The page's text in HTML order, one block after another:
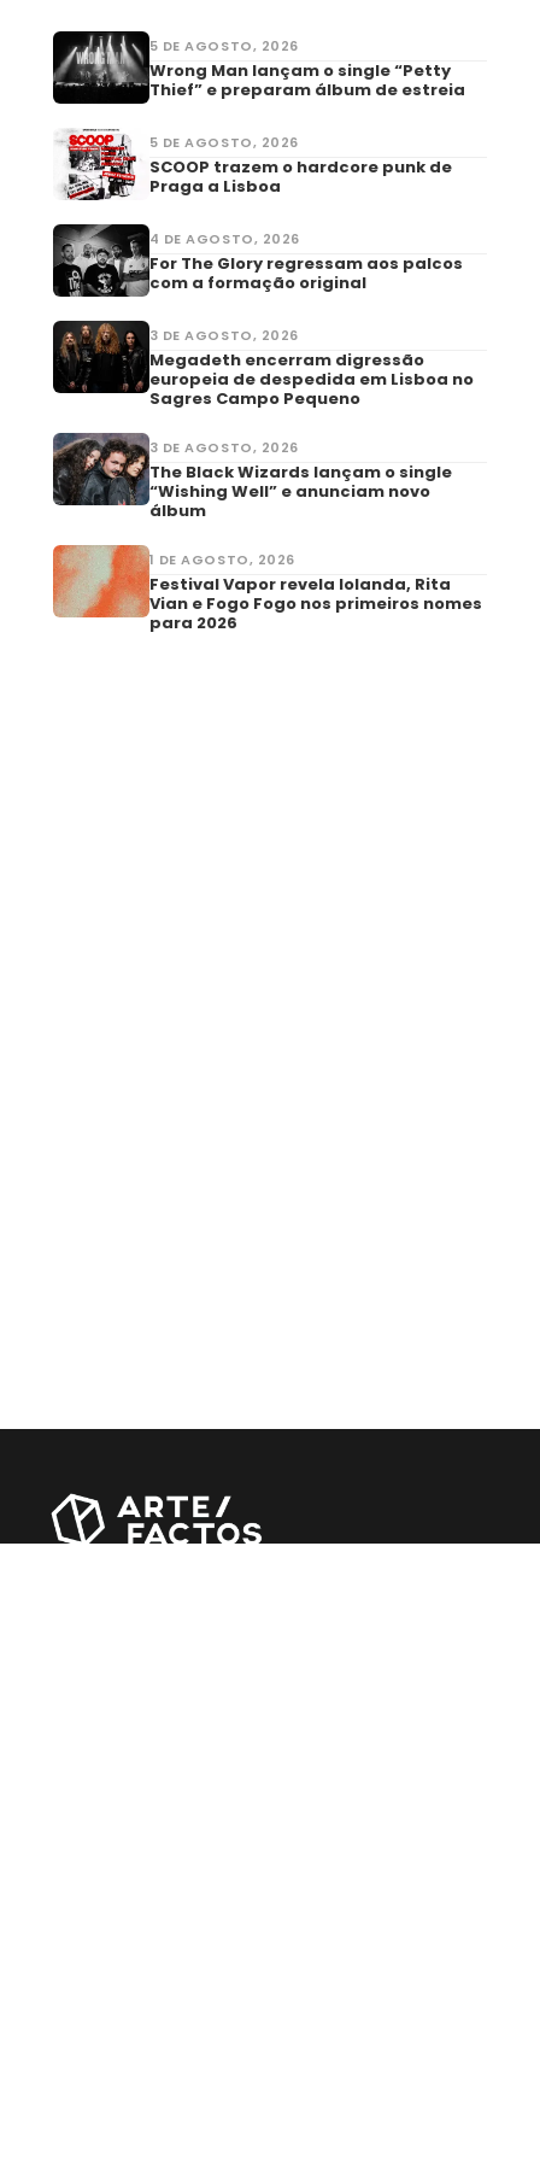
5 DE AGOSTO, 2026
Wrong Man lançam o single “Petty
Thief” e preparam álbum de estreia
5 DE AGOSTO, 2026
SCOOP trazem o hardcore punk de
Praga a Lisboa
4 DE AGOSTO, 2026
For The Glory regressam aos palcos
com a formação original
3 DE AGOSTO, 2026
Megadeth encerram digressão
europeia de despedida em Lisboa no
Sagres Campo Pequeno
3 DE AGOSTO, 2026
The Black Wizards lançam o single
“Wishing Well” e anunciam novo
álbum
1 DE AGOSTO, 2026
Festival Vapor revela Iolanda, Rita
Vian e Fogo Fogo nos primeiros nomes
para 2026